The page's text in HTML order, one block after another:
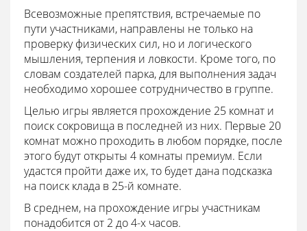
Всевозможные препятствия, встречаемые по
пути участниками, направлены не только на
проверку физических сил, но и логического
мышления, терпения и ловкости. Кроме того, по
словам создателей парка, для выполнения задач
необходимо хорошее сотрудничество в группе.
Целью игры является прохождение 25 комнат и
поиск сокровища в последней из них. Первые 20
комнат можно проходить в любом порядке, после
этого будут открыты 4 комнаты премиум. Если
удастся пройти даже их, то будет дана подсказка
на поиск клада в 25-й комнате.
В среднем, на прохождение игры участникам
понадобится от 2 до 4-х часов.